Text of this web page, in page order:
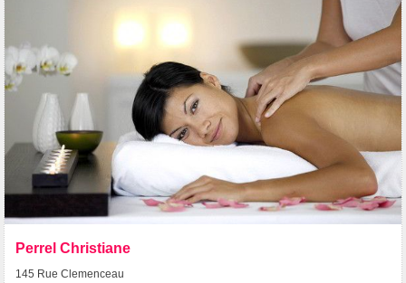
Perrel Christiane
145 Rue Clemenceau